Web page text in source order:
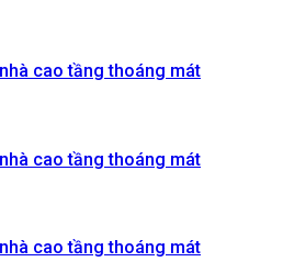
cao tầng thoáng mát
cao tầng thoáng mát
cao tầng thoáng mát